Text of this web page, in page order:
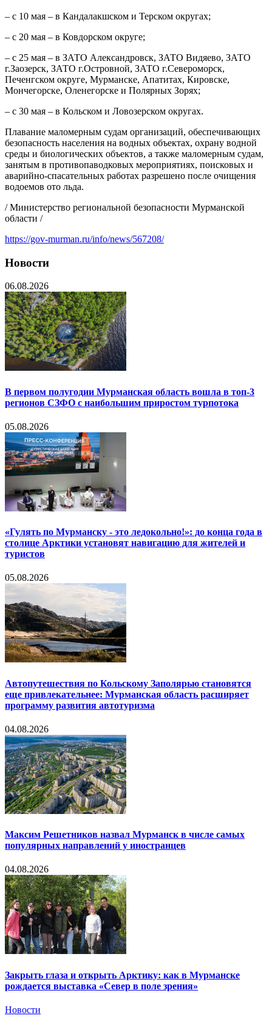
– с 10 мая – в Кандалакшском и Терском округах;
– с 20 мая – в Ковдорском округе;
– с 25 мая – в ЗАТО Александровск, ЗАТО Видяево, ЗАТО
г.Заозерск, ЗАТО г.Островной, ЗАТО г.Североморск,
Печенгском округе, Мурманске, Апатитах, Кировске,
Мончегорске, Оленегорске и Полярных Зорях;
– с 30 мая – в Кольском и Ловозерском округах.
Плавание маломерным судам организаций, обеспечивающих
безопасность населения на водных объектах, охрану водной
среды и биологических объектов, а также маломерным судам,
занятым в противопаводковых мероприятиях, поисковых и
аварийно-спасательных работах разрешено после очищения
водоемов ото льда.
/ Министерство региональной безопасности Мурманской
области /
https://gov-murman.ru/info/news/567208/
Новости
06.08.2026
В первом полугодии Мурманская область вошла в топ-3
регионов СЗФО с наибольшим приростом турпотока
05.08.2026
«Гулять по Мурманску - это ледокольно!»: до конца года в
столице Арктики установят навигацию для жителей и
туристов
05.08.2026
Автопутешествия по Кольскому Заполярью становятся
еще привлекательнее: Мурманская область расширяет
программу развития автотуризма
04.08.2026
Максим Решетников назвал Мурманск в числе самых
популярных направлений у иностранцев
04.08.2026
Закрыть глаза и открыть Арктику: как в Мурманске
рождается выставка «Север в поле зрения»
Новости